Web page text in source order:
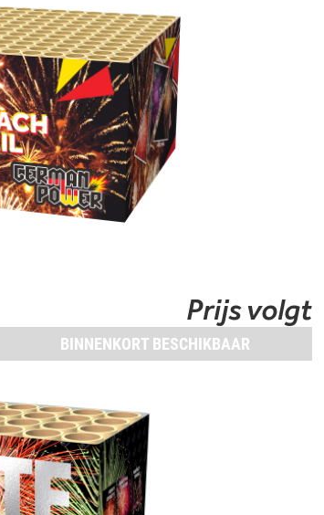
Prijs volgt
BINNENKORT BESCHIKBAAR